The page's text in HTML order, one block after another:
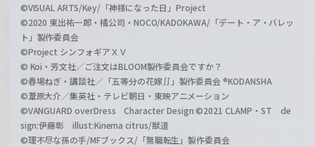
©VISUAL ARTS/Key/「神様になった日」Project
©2020 東出祐一郎・橘公司・NOCO/KADOKAWA/「デート・ア・バレッ
ト」製作委員会
©Project シンフォギアＸＶ
© Koi・芳文社／ご注文はBLOOM製作委員会ですか？
©春場ねぎ・講談社／「五等分の花嫁∬」製作委員会 ®KODANSHA
©葦原大介／集英社・テレビ朝日・東映アニメーション
©VANGUARD overDress Character Design ©2021 CLAMP・ST de
sign:伊藤彰 illust:Kinema citrus/獣道
©理不尽な孫の手/MFブックス/「無職転生」製作委員会